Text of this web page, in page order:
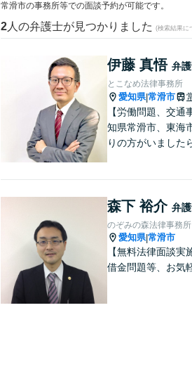
常滑市の事務所等での面談予約が可能です。
2 人の弁護士が見つかりました (検索結果に
伊藤 真悟 弁
とこなめ法律事務所
愛知県|常滑市
【労働問題、交
知県常滑市、東海
りの方がいました
森下 裕介 弁
のぞみの森法律事務所
愛知県|常滑市
【無料法律面談
借金問題等、お気